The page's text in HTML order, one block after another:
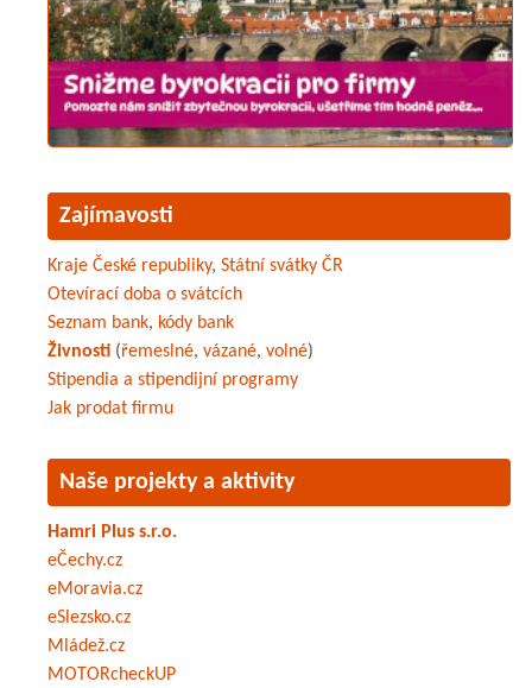
Zajímavosti
Kraje České republiky, Státní svátky ČR
Otevírací doba o svátcích
Seznam bank, kódy bank
Živnosti (řemeslné, vázané, volné)
Stipendia a stipendijní programy
Jak prodat firmu
Naše projekty a aktivity
Hamri Plus s.r.o.
eČechy.cz
eMoravia.cz
eSlezsko.cz
Mládež.cz
MOTORcheckUP